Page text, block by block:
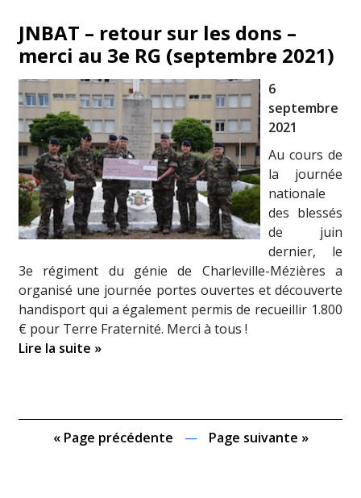
JNBAT – retour sur les dons –
merci au 3e RG (septembre 2021)
6
septembre
2021
Au cours de
la journée
nationale
des blessés
de juin
dernier, le
3e régiment du génie de Charleville-Mézières a
organisé une journée portes ouvertes et découverte
handisport qui a également permis de recueillir 1.800
€ pour Terre Fraternité. Merci à tous !
Lire la suite »
« Page précédente — Page suivante »